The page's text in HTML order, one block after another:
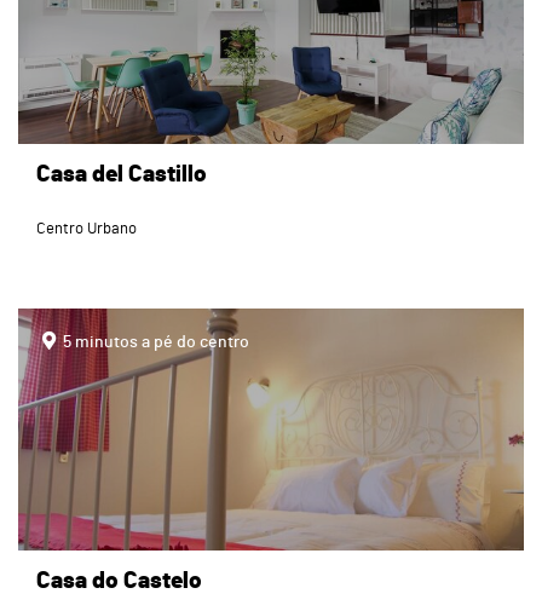
Casa del Castillo
Centro Urbano
page
5 minutos a pé do centro
Casa do Castelo